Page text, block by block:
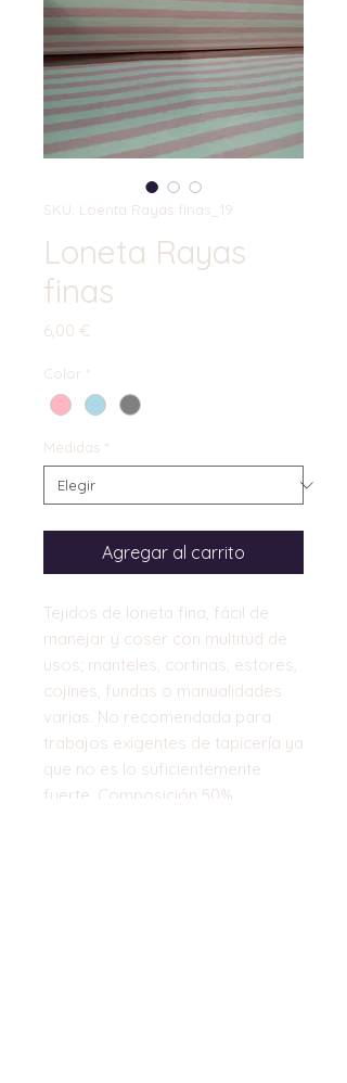
SKU: Loenta Rayas finas_19
Loneta Rayas
finas
6,00 €
Color *
Medidas *
Agregar al carrito
Tejidos de loneta fina, fácil de
manejar y coser con multitud de
usos; manteles, cortinas, estores,
cojines, fundas o manualidades
varias. No recomendada para
trabajos exigentes de tapicería ya
que no es lo suficientemente
fuerte. Composición 50%